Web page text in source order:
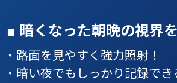
■ 暗くなった朝晩の視界を
・路面を見やすく強力照射！
・暗い夜でもしっかり記録で